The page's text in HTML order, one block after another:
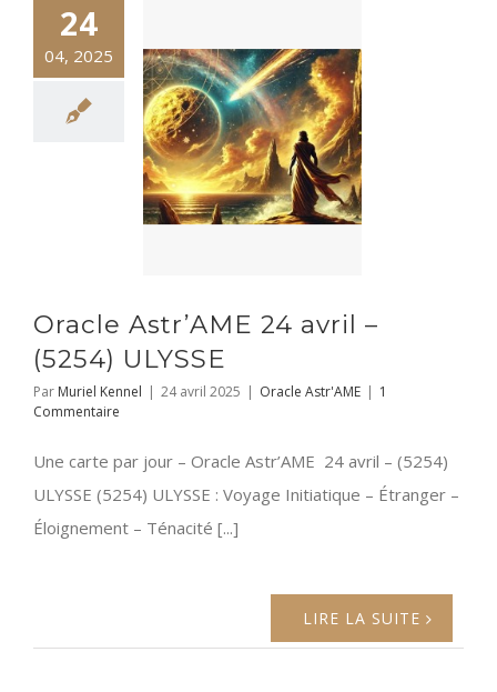
24
04, 2025
Oracle Astr’AME
24 avril – (5254)
ULYSSE
Oracle Astr’AME 24 avril –
(5254) ULYSSE
Par Muriel Kennel | 24 avril 2025 | Oracle Astr'AME | 1
Commentaire
Une carte par jour – Oracle Astr’AME 24 avril – (5254)
ULYSSE (5254) ULYSSE : Voyage Initiatique – Étranger –
Éloignement – Ténacité [...]
LIRE LA SUITE